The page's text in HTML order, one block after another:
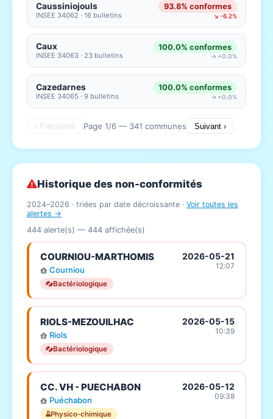
Caussiniojouls
INSEE 34062 · 16 bulletins
93.8% conformes
↘ -6.2%
Caux
INSEE 34063 · 23 bulletins
100.0% conformes
→ +0.0%
Cazedarnes
INSEE 34065 · 9 bulletins
100.0% conformes
→ +0.0%
‹ Précédent Page 1/6 — 341 communes Suivant ›
Historique des non-conformités
2024–2026 · triées par date décroissante · Voir toutes les
alertes →
444 alerte(s) — 444 affichée(s)
COURNIOU-MARTHOMIS
Courniou
Bactériologique
2026-05-21
12:07
RIOLS-MEZOUILHAC
Riols
Bactériologique
2026-05-15
10:39
CC. VH - PUECHABON
Puéchabon
Physico-chimique
2026-05-12
09:38